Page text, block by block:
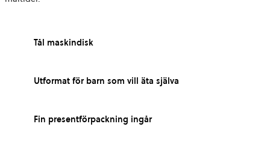
Tål maskindisk
Utformat för barn som vill äta själva
Fin presentförpackning ingår